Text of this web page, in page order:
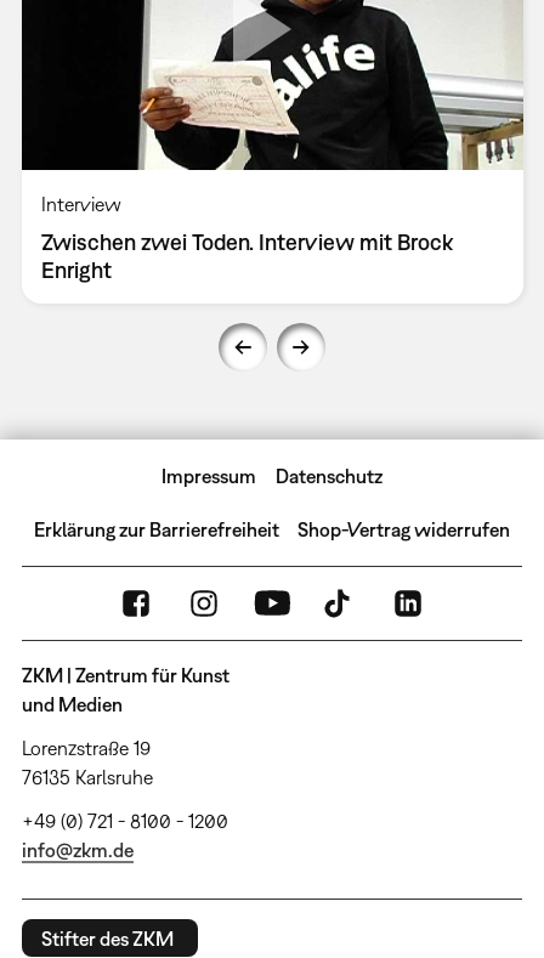
Interview
Zwischen zwei Toden. Interview mit Brock
Enright
Impressum Datenschutz
Erklärung zur Barrierefreiheit Shop-Vertrag widerrufen
ZKM | Zentrum für Kunst
und Medien
Lorenzstraße 19
76135 Karlsruhe
+49 (0) 721 - 8100 - 1200
info@zkm.de
Stifter des ZKM